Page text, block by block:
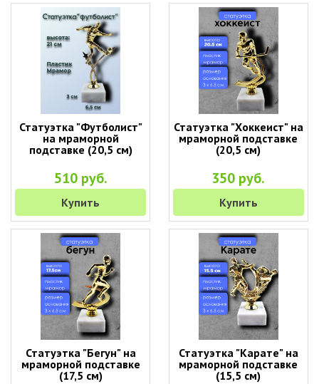
Статуэтка "Футболист"
на мраморной
подставке (20,5 см)
510 руб.
Купить
Статуэтка "Хоккеист" на
мраморной подставке
(20,5 см)
350 руб.
Купить
Статуэтка "Бегун" на
мраморной подставке
(17,5 см)
Статуэтка "Карате" на
мраморной подставке
(15,5 см)